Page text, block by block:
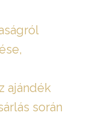
ajándék
során